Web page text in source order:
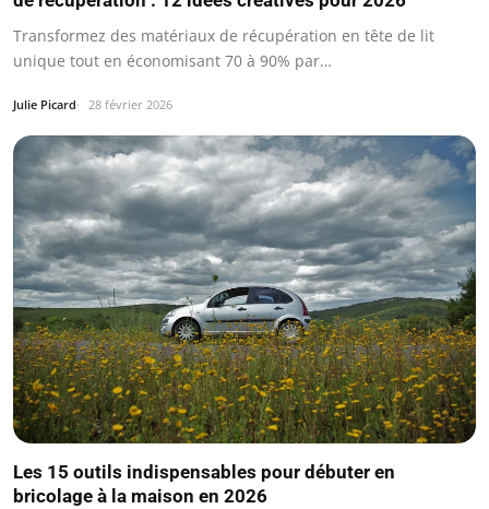
Transformez des matériaux de récupération en tête de lit
unique tout en économisant 70 à 90% par…
Julie Picard 28 février 2026
Les 15 outils indispensables pour débuter en
bricolage à la maison en 2026